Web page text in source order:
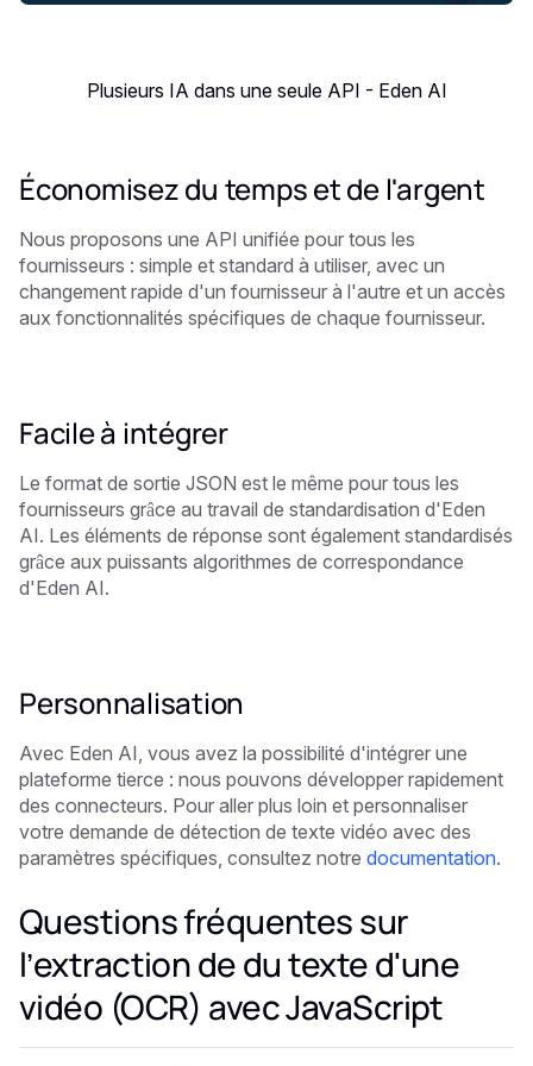
Plusieurs IA dans une seule API - Eden AI
Économisez du temps et de l'argent
Nous proposons une API unifiée pour tous les
fournisseurs : simple et standard à utiliser, avec un
changement rapide d'un fournisseur à l'autre et un accès
aux fonctionnalités spécifiques de chaque fournisseur.
Facile à intégrer
Le format de sortie JSON est le même pour tous les
fournisseurs grâce au travail de standardisation d'Eden
AI. Les éléments de réponse sont également standardisés
grâce aux puissants algorithmes de correspondance
d'Eden AI.
Personnalisation
Avec Eden AI, vous avez la possibilité d'intégrer une
plateforme tierce : nous pouvons développer rapidement
des connecteurs. Pour aller plus loin et personnaliser
votre demande de détection de texte vidéo avec des
paramètres spécifiques, consultez notre documentation.
Questions fréquentes sur
l’extraction de du texte d'une
vidéo (OCR) avec JavaScript